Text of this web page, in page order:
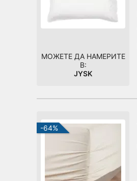
МОЖЕТЕ ДА НАМЕРИТЕ
В:
JYSK
-64%